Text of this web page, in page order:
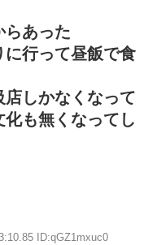
らあった
行って昼飯で食
店しかなくなって
化も無くなってし
ID:qGZ1mxuc0